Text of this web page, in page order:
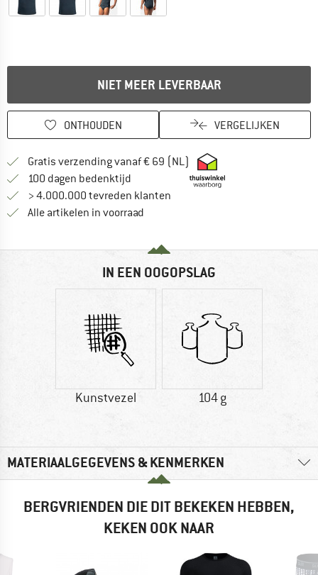
NIET MEER LEVERBAAR
ONTHOUDEN VERGELIJKEN
Gratis verzending vanaf € 69 (NL) Vind hier de
100 dagen bedenktijd Vind de betalingsinformatie hier!
> 4.000.000 tevreden klanten
Alle artikelen in voorraad
IN EEN OOGOPSLAG
Kunstvezel 104 g
MATERIAALGEGEVENS & KENMERKEN
BERGVRIENDEN DIE DIT BEKEKEN HEBBEN,
KEKEN OOK NAAR